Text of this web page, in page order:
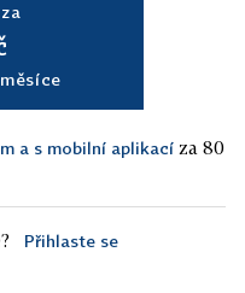
a s mobilní aplikací za 80
Přihlaste se